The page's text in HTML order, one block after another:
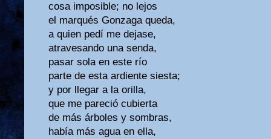
cosa imposible; no lejos
el marqués Gonzaga queda,
a quien pedí me dejase,
atravesando una senda,
pasar sola en este río
parte de esta ardiente siesta;
y por llegar a la orilla,
que me pareció cubierta
de más árboles y sombras,
había más agua en ella,